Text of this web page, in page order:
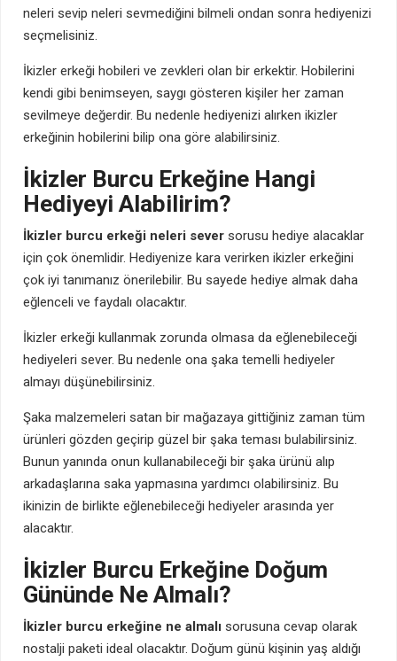
neleri sevip neleri sevmediğini bilmeli ondan sonra hediyenizi
seçmelisiniz.
İkizler erkeği hobileri ve zevkleri olan bir erkektir. Hobilerini
kendi gibi benimseyen, saygı gösteren kişiler her zaman
sevilmeye değerdir. Bu nedenle hediyenizi alırken ikizler
erkeğinin hobilerini bilip ona göre alabilirsiniz.
İkizler Burcu Erkeğine Hangi
Hediyeyi Alabilirim?
İkizler burcu erkeği neleri sever sorusu hediye alacaklar
için çok önemlidir. Hediyenize kara verirken ikizler erkeğini
çok iyi tanımanız önerilebilir. Bu sayede hediye almak daha
eğlenceli ve faydalı olacaktır.
İkizler erkeği kullanmak zorunda olmasa da eğlenebileceği
hediyeleri sever. Bu nedenle ona şaka temelli hediyeler
almayı düşünebilirsiniz.
Şaka malzemeleri satan bir mağazaya gittiğiniz zaman tüm
ürünleri gözden geçirip güzel bir şaka teması bulabilirsiniz.
Bunun yanında onun kullanabileceği bir şaka ürünü alıp
arkadaşlarına saka yapmasına yardımcı olabilirsiniz. Bu
ikinizin de birlikte eğlenebileceği hediyeler arasında yer
alacaktır.
İkizler Burcu Erkeğine Doğum
Gününde Ne Almalı?
İkizler burcu erkeğine ne almalı sorusuna cevap olarak
nostalji paketi ideal olacaktır. Doğum günü kişinin yaş aldığı